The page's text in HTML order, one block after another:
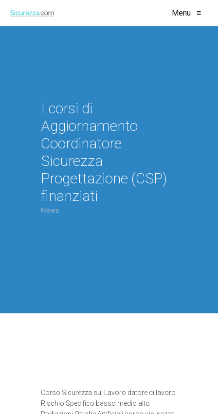
Menu ≡
I corsi di
Aggiornamento
Coordinatore
Sicurezza
Progettazione (CSP)
finanziati
News
Corso Sicurezza sul Lavoro datore di lavoro
Rischio Specifico basso medio alto